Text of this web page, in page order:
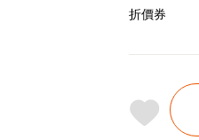
折價券